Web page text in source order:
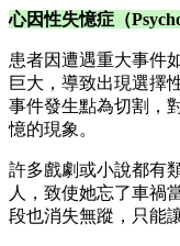
心因性失憶症（
患者因遭遇重大事件
巨大，導致出現選擇
事件發生點為切割，
憶的現象。
許多戲劇或小說都有
人，致使她忘了車禍
段也消失無蹤，只能